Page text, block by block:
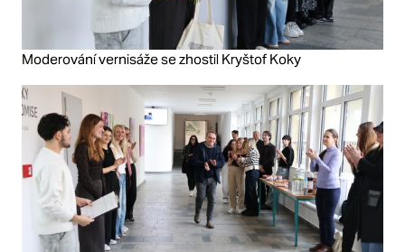
Moderování vernisáže se zhostil Kryštof Koky